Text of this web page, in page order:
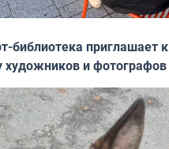
библиотека приглашает к
художников и фотографов